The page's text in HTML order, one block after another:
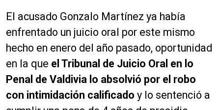
El acusado Gonzalo Martínez ya había
enfrentado un juicio oral por este mismo
hecho en enero del año pasado, oportunidad
en la que el Tribunal de Juicio Oral en lo
Penal de Valdivia lo absolvió por el robo
con intimidación calificado y lo sentenció a